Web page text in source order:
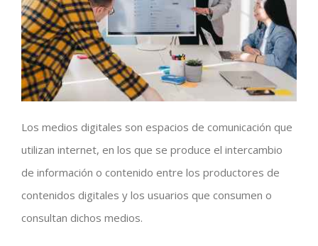
Los medios digitales son espacios de comunicación que
utilizan internet, en los que se produce el intercambio
de información o contenido entre los productores de
contenidos digitales y los usuarios que consumen o
consultan dichos medios.